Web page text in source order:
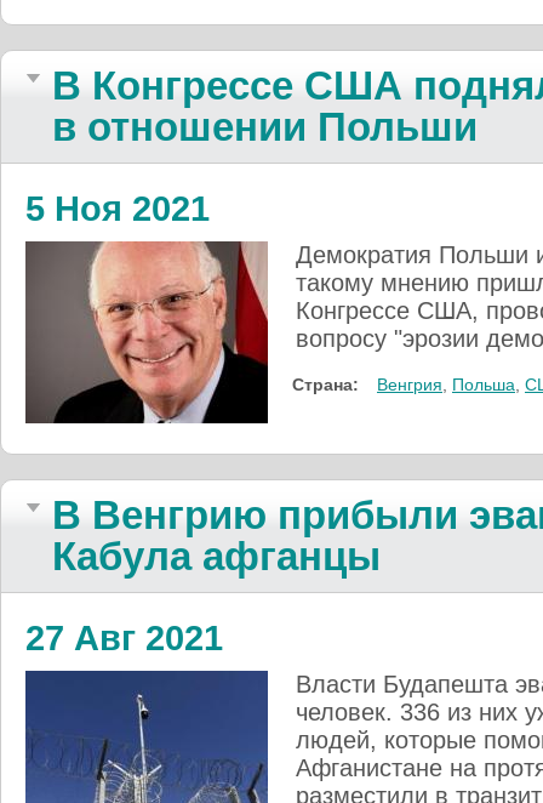
В Конгрессе США
в отношении Польши
5 Ноя 2021
Демократия Польши
такому мнению
Конгрессе США,
вопросу "эрозии
Страна: Венгрия Польша
В Венгрию прибыли
Кабула афганцы
27 Авг 2021
Власти Будапешта
человек. 336 из них
людей, которые
Афганистане на
разместили в